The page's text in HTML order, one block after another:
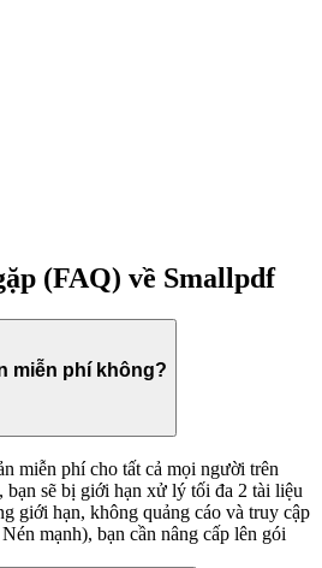
(FAQ) về Smallpdf
miễn phí không?
miễn phí cho tất cả mọi người trên
sẽ bị giới hạn xử lý tối đa 2 tài liệu
giới hạn, không quảng cáo và truy cập
mạnh), bạn cần nâng cấp lên gói